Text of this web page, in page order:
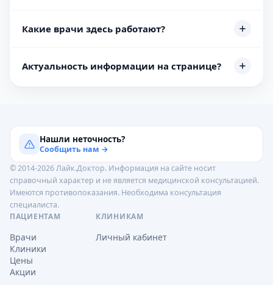
Какие врачи здесь работают?
Актуальность информации на странице?
Нашли неточность?
Сообщить нам →
© 2014-2026 Лайк.Доктор. Информация на сайте носит
справочный характер и не является медицинской консультацией.
Имеются противопоказания. Необходима консультация
специалиста.
ПАЦИЕНТАМ
Врачи
Клиники
Цены
Акции
КЛИНИКАМ
Личный кабинет